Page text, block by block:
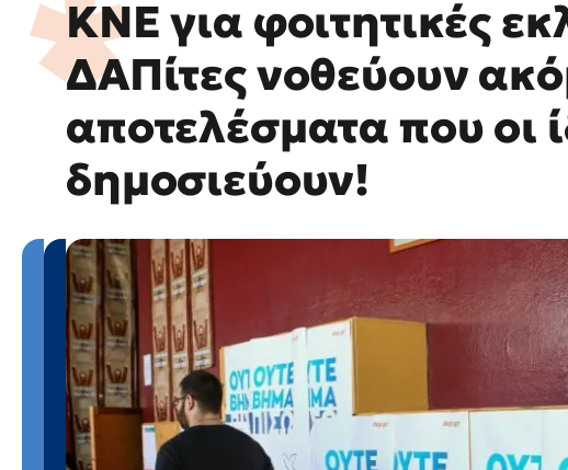
ΚΝΕ για φοιτητικές
ΔΑΠίτες νοθεύουν
αποτελέσματα που οι
δημοσιεύουν!